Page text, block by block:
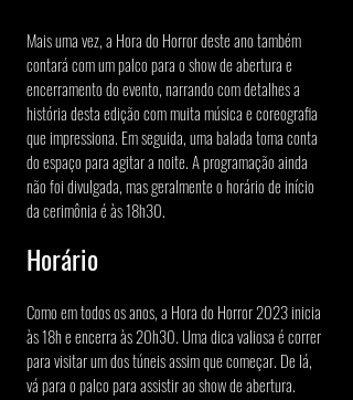
Mais uma vez, a Hora do Horror deste ano também
contará com um palco para o show de abertura e
encerramento do evento, narrando com detalhes a
história desta edição com muita música e coreografia
que impressiona. Em seguida, uma balada toma conta
do espaço para agitar a noite. A programação ainda
não foi divulgada, mas geralmente o horário de início
da cerimônia é às 18h30.
Horário
Como em todos os anos, a Hora do Horror 2023 inicia
às 18h e encerra às 20h30. Uma dica valiosa é correr
para visitar um dos túneis assim que começar. De lá,
vá para o palco para assistir ao show de abertura.